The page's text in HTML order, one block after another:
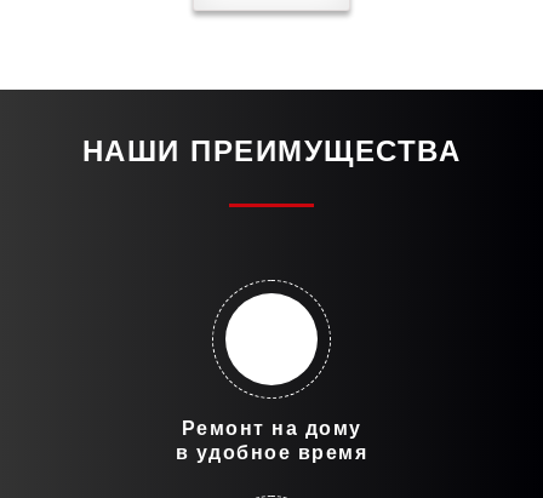
НАШИ ПРЕИМУЩЕСТВА
Ремонт на дому
в удобное время